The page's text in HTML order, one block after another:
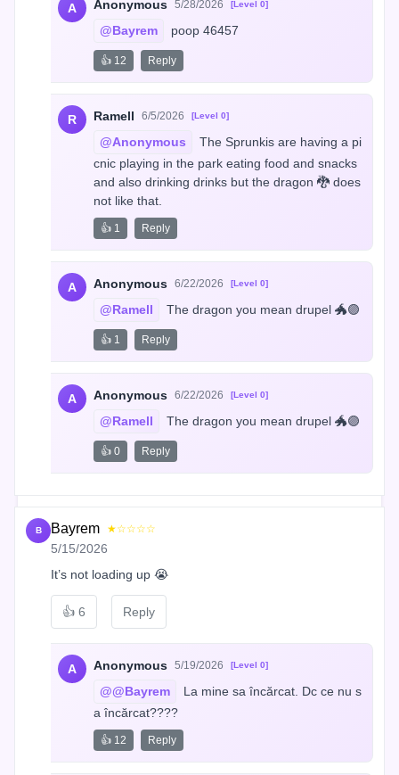
A Anonymous 5/28/2026 [Level 0]
@Bayrem poop 46457
👍 12 Reply
R Ramell 6/5/2026 [Level 0]
@Anonymous
The Sprunkis are having a pi
cnic playing in the park eating food and snacks
and also drinking drinks but the dragon 🐉 does
not like that.
👍 1 Reply
A Anonymous 6/22/2026 [Level 0]
@Ramell The dragon you mean drupel 🐲🟣
👍 1 Reply
A Anonymous 6/22/2026 [Level 0]
@Ramell The dragon you mean drupel 🐲🟣
👍 0 Reply
B Bayrem ★☆☆☆☆
5/15/2026
It’s not loading up 😭
👍 6 Reply
A Anonymous 5/19/2026 [Level 0]
@@Bayrem
La mine sa încărcat. Dc ce nu s
a încărcat????
👍 12 Reply